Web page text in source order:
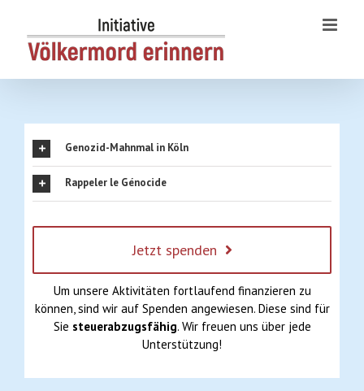
content
Genozid-Mahnmal in Köln
Rappeler le Génocide
Jetzt spenden
Um unsere Aktivitäten fortlaufend finanzieren zu
können, sind wir auf Spenden angewiesen. Diese sind für
Sie steuerabzugsfähig. Wir freuen uns über jede
Unterstützung!